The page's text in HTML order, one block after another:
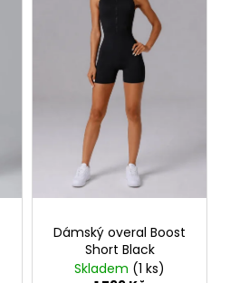
Dámský overal Boost
Short Black
Skladem (1 ks)